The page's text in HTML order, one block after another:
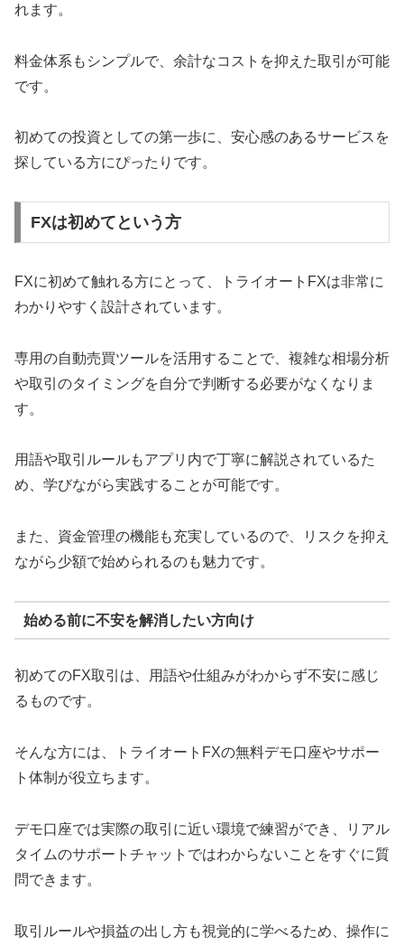
れます。
料金体系もシンプルで、余計なコストを抑えた取引が可能
です。
初めての投資としての第一歩に、安心感のあるサービスを
探している方にぴったりです。
FXは初めてという方
FXに初めて触れる方にとって、トライオートFXは非常に
わかりやすく設計されています。
専用の自動売買ツールを活用することで、複雑な相場分析
や取引のタイミングを自分で判断する必要がなくなりま
す。
用語や取引ルールもアプリ内で丁寧に解説されているた
め、学びながら実践することが可能です。
また、資金管理の機能も充実しているので、リスクを抑え
ながら少額で始められるのも魅力です。
始める前に不安を解消したい方向け
初めてのFX取引は、用語や仕組みがわからず不安に感じ
るものです。
そんな方には、トライオートFXの無料デモ口座やサポー
ト体制が役立ちます。
デモ口座では実際の取引に近い環境で練習ができ、リアル
タイムのサポートチャットではわからないことをすぐに質
問できます。
取引ルールや損益の出し方も視覚的に学べるため、操作に